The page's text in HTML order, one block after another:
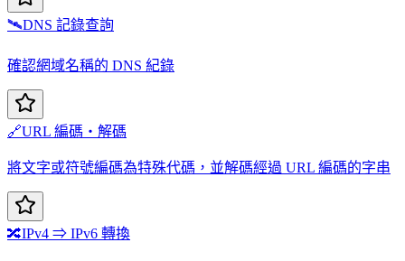
🛰️DNS 記錄查詢
確認網域名稱的 DNS 紀錄
🔗URL 編碼・解碼
將文字或符號編碼為特殊代碼，並解碼經過 URL 編碼的字串
🔀IPv4 ⇒ IPv6 轉換